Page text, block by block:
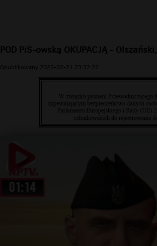
POD PiS-owską OKUPACJĄ -
Opublikowany 2022-02-21 23:32:22